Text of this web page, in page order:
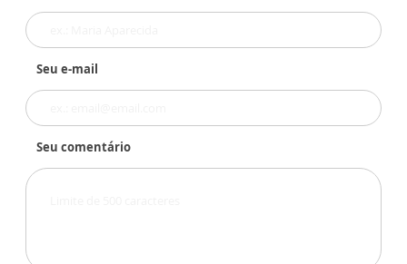
Seu e-mail
Seu comentário